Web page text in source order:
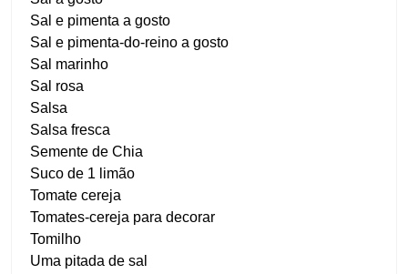
Sal e pimenta a gosto
Sal e pimenta-do-reino a gosto
Sal marinho
Sal rosa
Salsa
Salsa fresca
Semente de Chia
Suco de 1 limão
Tomate cereja
Tomates-cereja para decorar
Tomilho
Uma pitada de sal